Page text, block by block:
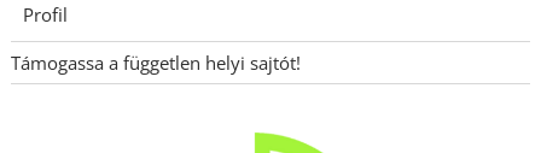
Profil
Támogassa a független helyi sajtót!